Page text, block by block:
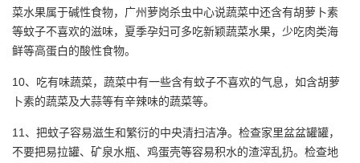
菜水果属于碱性食物，广州萝岗杀虫中心说蔬菜中还含有胡萝卜素
等蚊子不喜欢的滋味，夏季孕妇可多吃新颖蔬菜水果，少吃肉类海
鲜等高蛋白的酸性食物。
10、吃有味蔬菜，蔬菜中有一些含有蚊子不喜欢的气息，如含胡萝
卜素的蔬菜及大蒜等有辛辣味的蔬菜等。
11、把蚊子容易滋生和繁衍的中央清扫洁净。检查家里盆盆罐罐，
不要把易拉罐、矿泉水瓶、鸡蛋壳等容易积水的渣滓乱扔。检查地